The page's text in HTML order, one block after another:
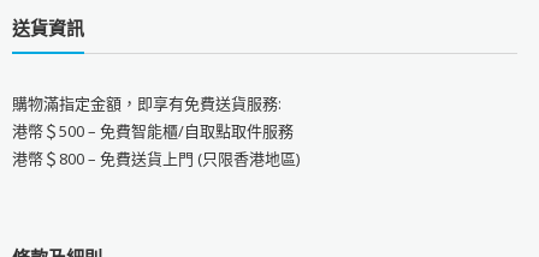
送貨資訊
購物滿指定金額，即享有免費送貨服務:
港幣＄500 – 免費智能櫃/自取點取件服務
港幣＄800 – 免費送貨上門 (只限香港地區)